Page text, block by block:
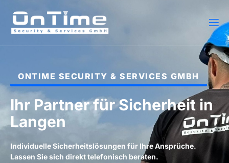
ONTIME SECURITY & SERVICES GMBH
Ihr Partner für Sicherheit in
Langen
Individuelle Sicherheitslösungen für Ihre Ansprüche.
Lassen Sie sich direkt telefonisch beraten.